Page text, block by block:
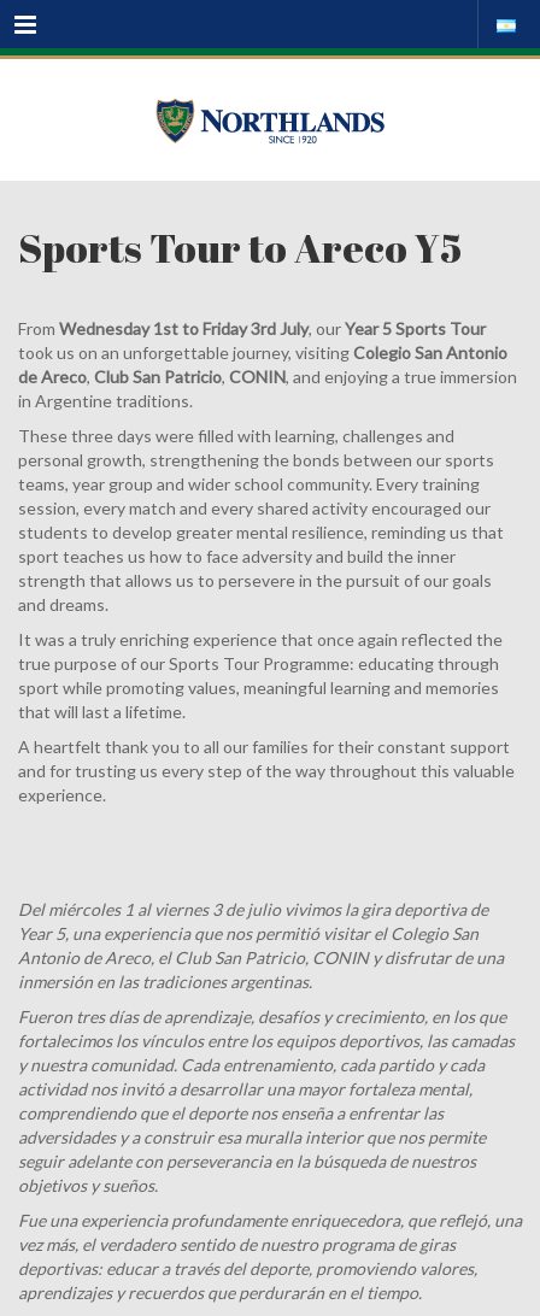
Menu
Sports Tour to Areco Y5
From Wednesday 1st to Friday 3rd July, ourYear 5 Sports Tour
took us on an unforgettable journey, visitingColegio San Antonio
de Areco, Club San Patricio, CONIN, and enjoying a true immersion
in Argentine traditions.
These three days were filled with learning, challenges and
personal growth, strengthening the bonds between our sports
teams, year group and wider school community. Every training
session, every match and every shared activity encouraged our
students to develop greater mental resilience, reminding us that
sport teaches us how to face adversity and build the inner
strength that allows us to persevere in the pursuit of our goals
and dreams.
It was a truly enriching experience that once again reflected the
true purpose of our Sports Tour Programme: educating through
sport while promoting values, meaningful learning and memories
that will last a lifetime.
A heartfelt thank you to all our families for their constant support
and for trusting us every step of the way throughout this valuable
experience.
Del miércoles 1 al viernes 3 de julio vivimos la gira deportiva de
Year 5, una experiencia que nos permitió visitar el Colegio San
Antonio de Areco, el Club San Patricio, CONIN y disfrutar de una
inmersión en las tradiciones argentinas.
Fueron tres días de aprendizaje, desafíos y crecimiento, en los que
fortalecimos los vínculos entre los equipos deportivos, las camadas
y nuestra comunidad. Cada entrenamiento, cada partido y cada
actividad nos invitó a desarrollar una mayor fortaleza mental,
comprendiendo que el deporte nos enseña a enfrentar las
adversidades y a construir esa muralla interior que nos permite
seguir adelante con perseverancia en la búsqueda de nuestros
objetivos y sueños.
Fue una experiencia profundamente enriquecedora, que reflejó, una
vez más, el verdadero sentido de nuestro programa de giras
deportivas: educar a través del deporte, promoviendo valores,
aprendizajes y recuerdos que perdurarán en el tiempo.